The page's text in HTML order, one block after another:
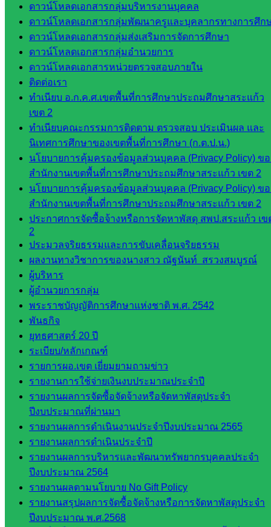
ดาวน์โหลดเอกสารกลุ่มบริหารงานบุคคล
ดาวน์โหลดเอกสารกลุ่มพัฒนาครูและบุคลากรทางการศึก
ดาวน์โหลดเอกสารกลุ่มส่งเสริมการจัดการศึกษา
ดาวน์โหลดเอกสารกลุ่มอำนวยการ
ดาวน์โหลดเอกสารหน่วยตรวจสอบภายใน
ติดต่อเรา
ทำเนียบ อ.ก.ค.ศ.เขตพื้นที่การศึกษาประถมศึกษาสระแก้ว
เขต 2
ทำเนียบคณะกรรมการติดตาม ตรวจสอบ ประเมินผล และ
นิเทศการศึกษาของเขตพื้นที่การศึกษา (ก.ต.ป.น.)
นโยบายการคุ้มครองข้อมูลส่วนบุคคล (Privacy Policy) ข
สำนักงานเขตพื้นที่การศึกษาประถมศึกษาสระแก้ว เขต 2
นโยบายการคุ้มครองข้อมูลส่วนบุคคล (Privacy Policy) ข
สำนักงานเขตพื้นที่การศึกษาประถมศึกษาสระแก้ว เขต 2
ประกาศการจัดซื้อจ้างหรือการจัดหาพัสดุ สพป.สระแก้ว เข
2
ประมวลจริยธรรมและการขับเคลื่อนจริยธรรม
ผลงานทางวิชาการของนางสาว ณัฐนันท์ สรวงสมบูรณ์
ผู้บริหาร
ผู้อำนวยการกลุ่ม
พระราชบัญญัติการศึกษาแห่งชาติ พ.ศ. 2542
พันธกิจ
ยุทธศาสตร์ 20 ปี
ระเบียบ/หลักเกณฑ์
รายการผอ.เขต เยี่ยมยามถามข่าว
รายงานการใช้จ่ายเงินงบประมาณประจำปี
รายงานผลการจัดซื้อจัดจ้างหรือจัดหาพัสดุประจำ
ปีงบประมาณที่ผ่านมา
รายงานผลการดำเนินงานประจำปีงบประมาณ 2565
รายงานผลการดำเนินประจำปี
รายงานผลการบริหารและพัฒนาทรัพยากรบุคคลประจำ
ปีงบประมาณ 2564
รายงานผลตามนโยบาย No Gift Policy
รายงานสรุปผลการจัดซื้อจัดจ้างหรือการจัดหาพัสดุประจำ
ปีงบประมาณ พ.ศ.2568
เว็บไซต์
หลักสูตร
ต้าน
ทุจริต
ห้อง
นิเทศ
ศน.นิพนธ์
พรมพิไล
ห้อง
นิเทศ
ศน.ชยา
ธิศ/
ศน.อัญชลี
ห้อง
นิเทศ
ดร.สราว
ดี เพ็งศรี
โคตร
เว็บไซต์
คณะ
กรรมการ
ก.ต.ป.น.
เว็บไซต์
อ.ค.ก.ศ.เขต
พื้นที่การ
ศึกษา
ดาวน์โหลด
เอกสาร
มอำนวย